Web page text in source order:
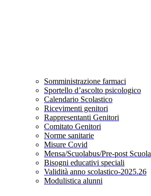
Somministrazione farmaci
Sportello d’ascolto psicologico
Calendario Scolastico
Ricevimenti genitori
Rappresentanti Genitori
Comitato Genitori
Norme sanitarie
Misure Covid
Mensa/Scuolabus/Pre-post Scuola
Bisogni educativi speciali
Validità anno scolastico-2025.26
Modulistica alunni